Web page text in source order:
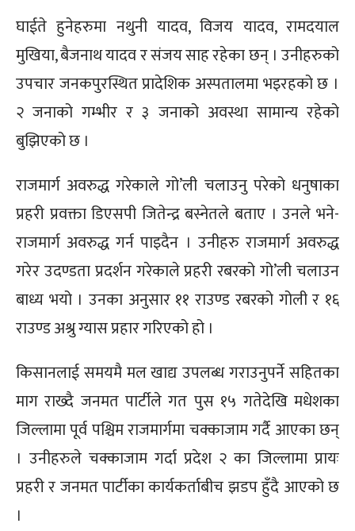
घाईते हुनेहरुमा नथुनी यादव, विजय यादव, रामदयाल
मुखिया, बैजनाथ यादव र संजय साह रहेका छन् । उनीहरुको
उपचार जनकपुरस्थित प्रादेशिक अस्पतालमा भइरहको छ ।
२ जनाको गम्भीर र ३ जनाको अवस्था सामान्य रहेको
बुझिएको छ ।
राजमार्ग अवरुद्ध गरेकाले गो’ली चलाउनु परेको धनुषाका
प्रहरी प्रवक्ता डिएसपी जितेन्द्र बस्नेतले बताए । उनले भने-
राजमार्ग अवरुद्ध गर्न पाइदैन । उनीहरु राजमार्ग अवरुद्ध
गरेर उदण्डता प्रदर्शन गरेकाले प्रहरी रबरको गो’ली चलाउन
बाध्य भयो । उनका अनुसार ११ राउण्ड रबरको गोली र १६
राउण्ड अश्रु ग्यास प्रहार गरिएको हो ।
किसानलाई समयमै मल खाद्य उपलब्ध गराउनुपर्ने सहितका
माग राख्दै जनमत पार्टीले गत पुस १५ गतेदेखि मधेशका
जिल्लामा पूर्व पश्चिम राजमार्गमा चक्काजाम गर्दै आएका छन्
। उनीहरुले चक्काजाम गर्दा प्रदेश २ का जिल्लामा प्रायः
प्रहरी र जनमत पार्टीका कार्यकर्ताबीच झडप हुँदै आएको छ
।